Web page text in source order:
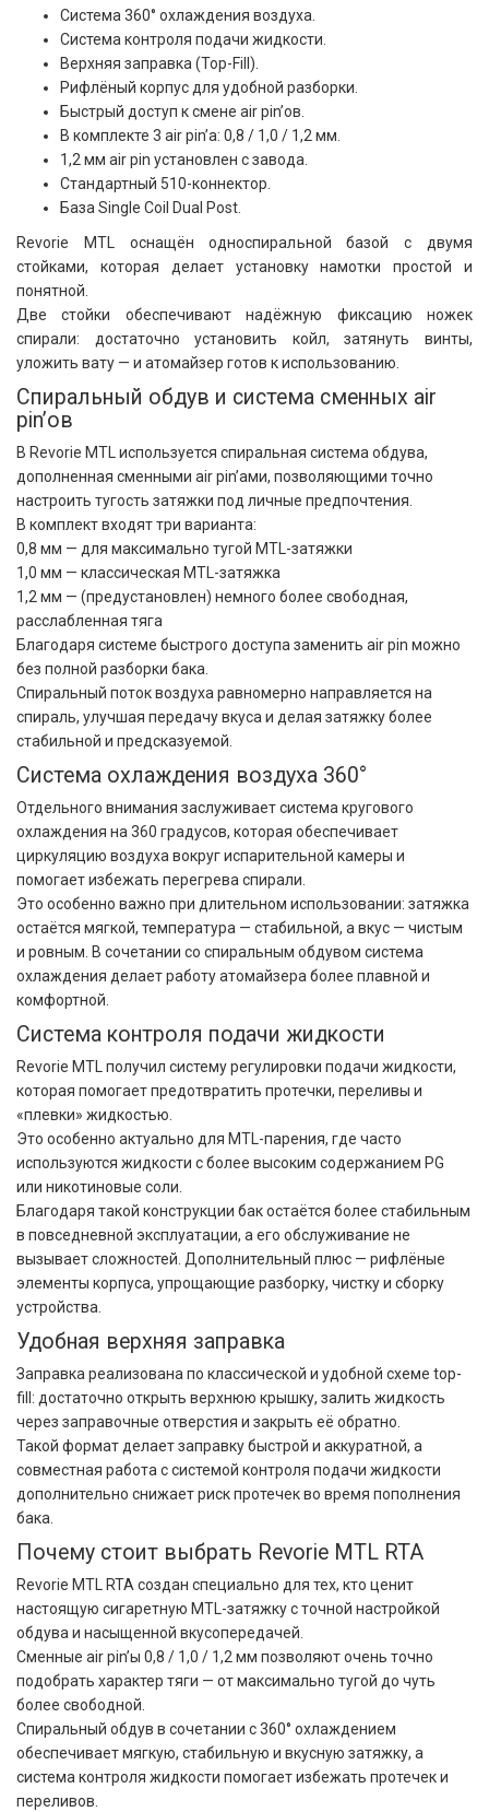
Система 360° охлаждения воздуха.
Система контроля подачи жидкости.
Верхняя заправка (Top-Fill).
Рифлёный корпус для удобной разборки.
Быстрый доступ к смене air pin’ов.
В комплекте 3 air pin’а: 0,8 / 1,0 / 1,2 мм.
1,2 мм air pin установлен с завода.
Стандартный 510-коннектор.
База Single Coil Dual Post.
Revorie MTL оснащён односпиральной базой с двумя
стойками, которая делает установку намотки простой и
понятной.
Две стойки обеспечивают надёжную фиксацию ножек
спирали: достаточно установить койл, затянуть винты,
уложить вату — и атомайзер готов к использованию.
Спиральный обдув и система сменных air
pin’ов
В Revorie MTL используется спиральная система обдува,
дополненная сменными air pin’ами, позволяющими точно
настроить тугость затяжки под личные предпочтения.
В комплект входят три варианта:
0,8 мм — для максимально тугой MTL-затяжки
1,0 мм — классическая MTL-затяжка
1,2 мм — (предустановлен) немного более свободная,
расслабленная тяга
Благодаря системе быстрого доступа заменить air pin можно
без полной разборки бака.
Спиральный поток воздуха равномерно направляется на
спираль, улучшая передачу вкуса и делая затяжку более
стабильной и предсказуемой.
Система охлаждения воздуха 360°
Отдельного внимания заслуживает система кругового
охлаждения на 360 градусов, которая обеспечивает
циркуляцию воздуха вокруг испарительной камеры и
помогает избежать перегрева спирали.
Это особенно важно при длительном использовании: затяжка
остаётся мягкой, температура — стабильной, а вкус — чистым
и ровным. В сочетании со спиральным обдувом система
охлаждения делает работу атомайзера более плавной и
комфортной.
Система контроля подачи жидкости
Revorie MTL получил систему регулировки подачи жидкости,
которая помогает предотвратить протечки, переливы и
«плевки» жидкостью.
Это особенно актуально для MTL-парения, где часто
используются жидкости с более высоким содержанием PG
или никотиновые соли.
Благодаря такой конструкции бак остаётся более стабильным
в повседневной эксплуатации, а его обслуживание не
вызывает сложностей. Дополнительный плюс — рифлёные
элементы корпуса, упрощающие разборку, чистку и сборку
устройства.
Удобная верхняя заправка
Заправка реализована по классической и удобной схеме top-
fill: достаточно открыть верхнюю крышку, залить жидкость
через заправочные отверстия и закрыть её обратно.
Такой формат делает заправку быстрой и аккуратной, а
совместная работа с системой контроля подачи жидкости
дополнительно снижает риск протечек во время пополнения
бака.
Почему стоит выбрать Revorie MTL RTA
Revorie MTL RTA создан специально для тех, кто ценит
настоящую сигаретную MTL-затяжку с точной настройкой
обдува и насыщенной вкусопередачей.
Сменные air pin’ы 0,8 / 1,0 / 1,2 мм позволяют очень точно
подобрать характер тяги — от максимально тугой до чуть
более свободной.
Спиральный обдув в сочетании с 360° охлаждением
обеспечивает мягкую, стабильную и вкусную затяжку, а
система контроля жидкости помогает избежать протечек и
переливов.